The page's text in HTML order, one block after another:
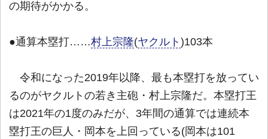
の期待がかかる。
●通算本塁打……村上宗隆(ヤクルト )103本
令和になった2019年以降、最も本塁打を放ってい
るのがヤクルトの若き主砲・村上宗隆だ。本塁打王
は2021年の1度のみだが、3年間の通算では連続本
塁打王の巨人・岡本を上回っている(岡本は101